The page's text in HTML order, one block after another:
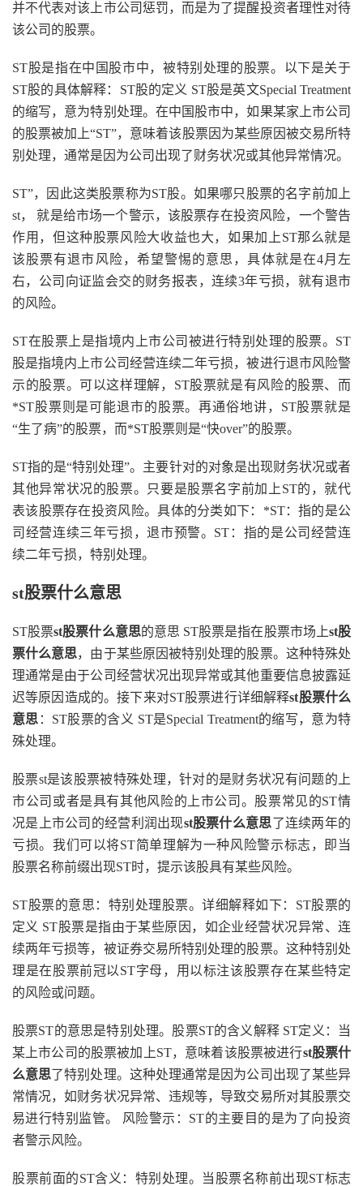
并不代表对该上市公司惩罚，而是为了提醒投资者理性对待
该公司的股票。
ST股是指在中国股市中，被特别处理的股票。以下是关于
ST股的具体解释：ST股的定义 ST股是英文Special Treatment
的缩写，意为特别处理。在中国股市中，如果某家上市公司
的股票被加上“ST”，意味着该股票因为某些原因被交易所特
别处理，通常是因为公司出现了财务状况或其他异常情况。
ST”，因此这类股票称为ST股。如果哪只股票的名字前加上
st， 就是给市场一个警示，该股票存在投资风险，一个警告
作用，但这种股票风险大收益也大，如果加上ST那么就是
该股票有退市风险，希望警惕的意思，具体就是在4月左
右，公司向证监会交的财务报表，连续3年亏损，就有退市
的风险。
ST在股票上是指境内上市公司被进行特别处理的股票。ST
股是指境内上市公司经营连续二年亏损，被进行退市风险警
示的股票。可以这样理解，ST股票就是有风险的股票、而
*ST股票则是可能退市的股票。再通俗地讲，ST股票就是
“生了病”的股票，而*ST股票则是“快over”的股票。
ST指的是“特别处理”。主要针对的对象是出现财务状况或者
其他异常状况的股票。只要是股票名字前加上ST的，就代
表该股票存在投资风险。具体的分类如下：*ST：指的是公
司经营连续三年亏损，退市预警。ST：指的是公司经营连
续二年亏损，特别处理。
st股票什么意思
ST股票st股票什么意思的意思 ST股票是指在股票市场上st股
票什么意思，由于某些原因被特别处理的股票。这种特殊处
理通常是由于公司经营状况出现异常或其他重要信息披露延
迟等原因造成的。接下来对ST股票进行详细解释st股票什么
意思 ：ST股票的含义 ST是Special Treatment的缩写，意为特
殊处理。
股票st是该股票被特殊处理，针对的是财务状况有问题的上
市公司或者是具有其他风险的上市公司。股票常见的ST情
况是上市公司的经营利润出现st股票什么意思了连续两年的
亏损。我们可以将ST简单理解为一种风险警示标志，即当
股票名称前缀出现ST时，提示该股具有某些风险。
ST股票的意思：特别处理股票。详细解释如下：ST股票的
定义 ST股票是指由于某些原因，如企业经营状况异常、连
续两年亏损等，被证券交易所特别处理的股票。这种特别处
理是在股票前冠以ST字母，用以标注该股票存在某些特定
的风险或问题。
股票ST的意思是特别处理。股票ST的含义解释 ST定义：当
某上市公司的股票被加上ST，意味着该股票被进行st股票什
么意思了特别处理。这种处理通常是因为公司出现了某些异
常情况，如财务状况异常、违规等，导致交易所对其股票交
易进行特别监管。 风险警示：ST的主要目的是为了向投资
者警示风险。
股票前面的ST含义：特别处理。当股票名称前出现ST标志